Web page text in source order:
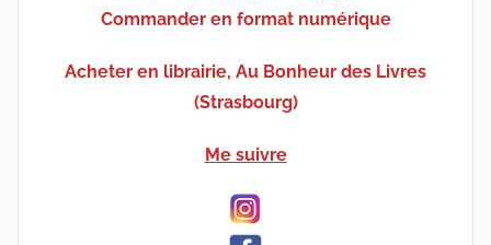
Commander en format numérique
Acheter en librairie, Au Bonheur des Livres
(Strasbourg)
Me suivre